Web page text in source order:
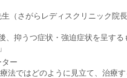
生（さがらレディスクリニック院
、抑うつ症状・強迫症状を呈す
ター
療法ではどのように見立て、治療